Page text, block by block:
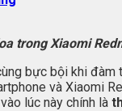
trong Xiaomi
bực bội khi
và Xiaomi
lúc này chính là